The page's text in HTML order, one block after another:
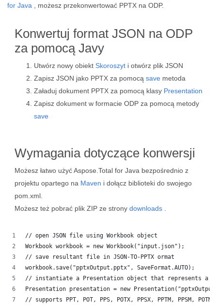
for Java , możesz przekonwertować PPTX na ODP.
Konwertuj format JSON na ODP
za pomocą Javy
Utwórz nowy obiekt Skoroszyt i otwórz plik JSON
Zapisz JSON jako PPTX za pomocą save metoda
Załaduj dokument PPTX za pomocą klasy Presentation
Zapisz dokument w formacie ODP za pomocą metody
save
Wymagania dotyczące konwersji
Możesz łatwo użyć Aspose.Total for Java bezpośrednio z
projektu opartego na Maven i dołącz biblioteki do swojego
pom.xml.
Możesz też pobrać plik ZIP ze strony downloads
// open JSON file using Workbook object
Workbook workbook = new Workbook("input.json");
// save resultant file in JSON-TO-PPTX ormat
workbook.save("pptxOutput.pptx", SaveFormat.AUTO);
// instantiate a Presentation object that represents a
Presentation presentation = new
// supports PPT, POT, PPS, POTX, PPSX, PPTM, PPSM,